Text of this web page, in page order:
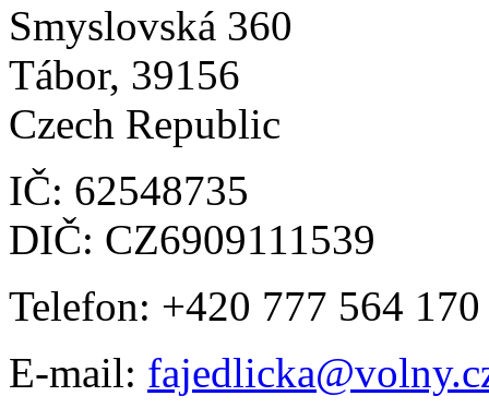
Smyslovská 360
Tábor, 39156
Czech Republic
IČ: 62548735
DIČ: CZ6909111539
Telefon: +420 777 564 170
E-mail: